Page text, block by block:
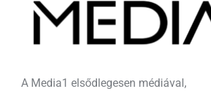
A Media1 elsődlegesen médiával,